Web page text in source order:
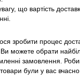
що вартість
зробити процес
можете обрати
замовлення.
були у вас